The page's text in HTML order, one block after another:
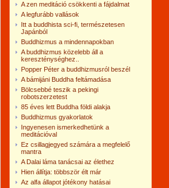
A zen meditáció csökkenti a fájdalmat
A legfurább vallások
Itt a buddhista sci-fi, természetesen
Japánból
Buddhizmus a mindennapokban
A buddhizmus közelebb áll a
kereszténységhez..
Popper Péter a buddhizmusról beszél
A bámijáni Buddha feltámadása
Bölcsebbé teszik a pekingi
robotszerzetest
85 éves lett Buddha földi alakja
Buddhizmus gyakorlatok
Ingyenesen ismerkedhetünk a
meditációval
Ez csillagjegyed számára a megfelelő
mantra
A Dalai láma tanácsai az élethez
Hien állítja: többször élt már
Az alfa állapot jótékony hatásai